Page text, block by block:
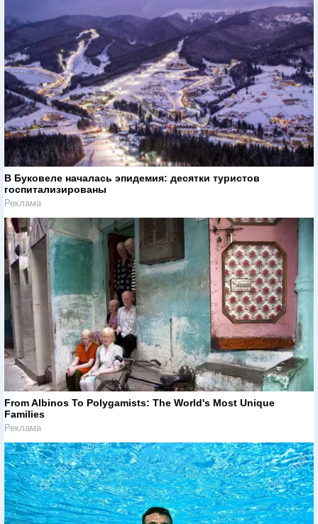
В Буковеле началась эпидемия: десятки туристов
госпитализированы
Реклама
From Albinos To Polygamists: The World's Most Unique
Families
Реклама